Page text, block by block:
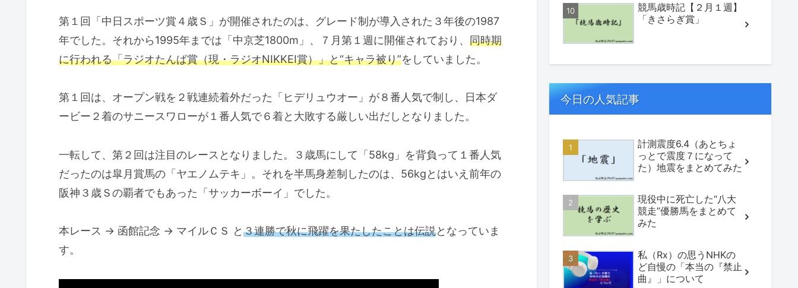
第１回「中日スポーツ賞４歳Ｓ」が開催されたのは、グレード制が導入された３年後の1987
年でした。それから1995年までは「中京芝1800m」、７月第１週に開催されており、 同時期
に行われる「ラジオたんぱ賞（現・ラジオNIKKEI賞）」と“キャラ被り”をしていました。
第１回は、オープン戦を２戦連続着外だった「ヒデリュウオー」が８番人気で制し、日本ダ
ービー２着のサニースワローが１番人気で６着と大敗する厳しい出だしとなりました。
一転して、第２回は注目のレースとなりました。３歳馬にして「58kg」を背負って１番人気
だったのは皐月賞馬の「ヤエノムテキ」。それを半馬身差制したのは、56kgとはいえ前年の
阪神３歳Ｓの覇者でもあった「サッカーボーイ」でした。
本レース → 函館記念 → マイルＣＳ と３連勝で秋に飛躍を果たしたことは伝説となっていま
す。
競馬歳時記【２月１週】
「きさらぎ賞」
今日の人気記事
計測震度6.4（あとちょ
っとで震度７になって
た）地震をまとめてみた
現役中に死亡した“八大
競走”優勝馬をまとめて
みた
私（Rx）の思うNHKの
ど自慢の「本当の『禁止
曲』」について